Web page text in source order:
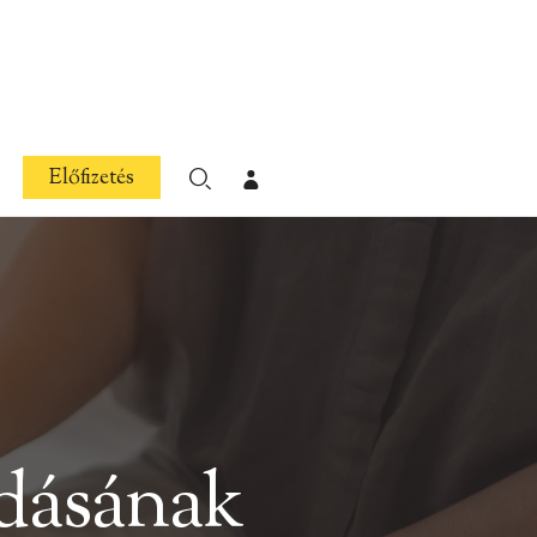
Előfizetés